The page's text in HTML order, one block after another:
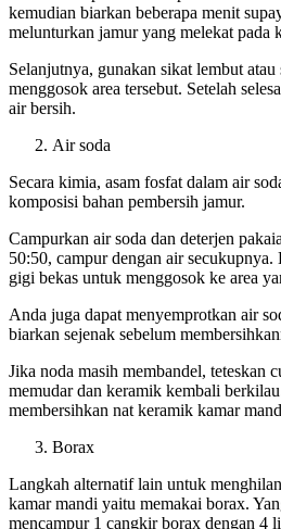
kemudian biarkan beberapa menit
melunturkan jamur yang melekat pada
Selanjutnya, gunakan sikat lembut
menggosok area tersebut. Setelah
air bersih.
Air soda
Secara kimia, asam fosfat dalam air
komposisi bahan pembersih jamur.
Campurkan air soda dan deterjen
50:50, campur dengan air
gigi bekas untuk menggosok ke area
Anda juga dapat menyemprotkan air
biarkan sejenak sebelum
Jika noda masih membandel, teteskan
memudar dan keramik kembali
membersihkan nat keramik kamar
Borax
Langkah alternatif lain untuk
kamar mandi yaitu memakai borax.
mencampur 1 cangkir borax dengan 4